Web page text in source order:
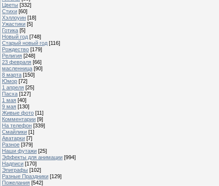
Цветы [332]
Стихи [60]
Хэллоуин [18]
Ужастики [5]
Готика [5]
Новый год [748]
Старый новый год [116]
Рождество [179]
Религия [248]
23 февраля [66]
масленница [90]
8 марта [150]
Юмор [72]
1 апреля [25]
Пасха [127]
1 мая [40]
9 мая [130]
Живые фото [11]
Комментарии [9]
На телефон [339]
Смайлики [1]
Аватарки [7]
Разное [379]
Наши футажи [25]
Эффекты для анимации [994]
Надписи [170]
Эпиграфы [102]
Разные Праздники [129]
Пожелания [542]